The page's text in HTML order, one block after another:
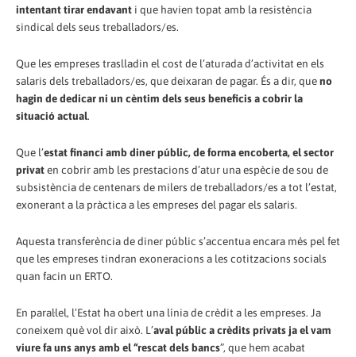
intentant tirar endavant i que havien topat amb la resistència
sindical dels seus treballadors/es.
Que les empreses traslladin el cost de l’aturada d’activitat en els
salaris dels treballadors/es, que deixaran de pagar. És a dir, queno
hagin de dedicar ni un cèntim dels seus beneficis a cobrir la
situació actual.
Que l’estat financi amb diner públic, de forma encoberta, el sector
privaten cobrir amb les prestacions d’atur una espècie de sou de
subsistència de centenars de milers de treballadors/es a tot l’estat,
exonerant a la pràctica a les empreses del pagar els salaris.
Aquesta transferència de diner públic s’accentua encara més pel fet
que les empreses tindran exoneracions a les cotitzacions socials
quan facin un ERTO.
En paral·lel, l’Estat ha obert una línia de crèdit a les empreses. Ja
coneixem què vol dir això. L’aval públic a crèdits privats ja el vam
viure fa uns anys amb el “rescat dels bancs”, que hem acabat